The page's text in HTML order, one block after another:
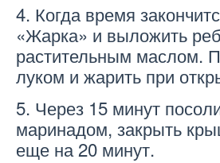
4. Когда время
«Жарка» и выложить
растительным маслом.
луком и жарить при
5. Через 15 минут
маринадом, закрыть
еще на 20 минут.